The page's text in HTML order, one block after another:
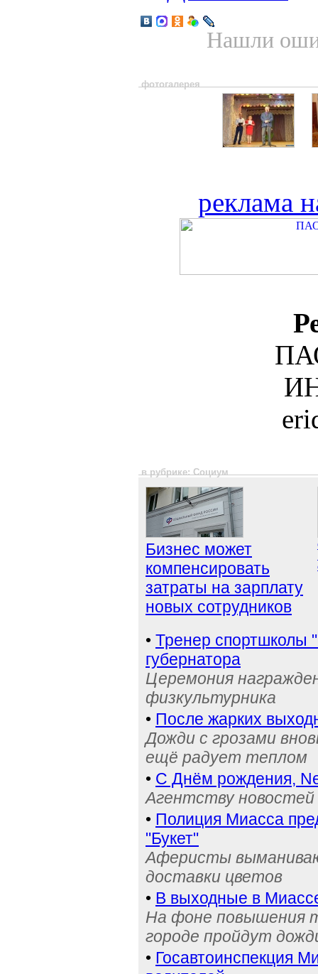
Нашли
фотогалерея
реклама
в рубрике: Социум
Бизнес может
компенсировать
затраты на зарплату
новых сотрудников
• Тренер спортшколы
губернатора
Церемония
физкультурника
• После жарких
Дожди с грозами
ещё радует теплом
• С Днём рождения,
Агентству новостей
• Полиция Миасса
"Букет"
Аферисты
доставки цветов
• В выходные в
На фоне повышения
городе пройдут
• Госавтоинспекция